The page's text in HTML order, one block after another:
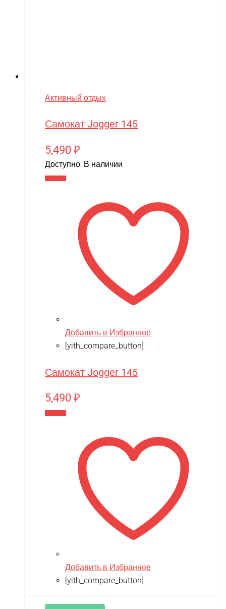
Активный отдых
Самокат Jogger 145
5,490 ₽
Доступно: В наличии
Добавить в Избранное
[yith_compare_button]
Самокат Jogger 145
5,490 ₽
Добавить в Избранное
[yith_compare_button]